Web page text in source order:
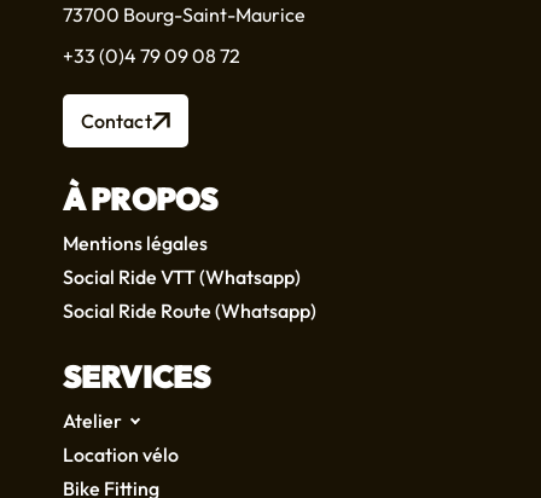
73700 Bourg-Saint-Maurice
+33 (0)4 79 09 08 72
Contact
À PROPOS
Mentions légales
Social Ride VTT (Whatsapp)
Social Ride Route (Whatsapp)
SERVICES
Atelier
Location vélo
Bike Fitting